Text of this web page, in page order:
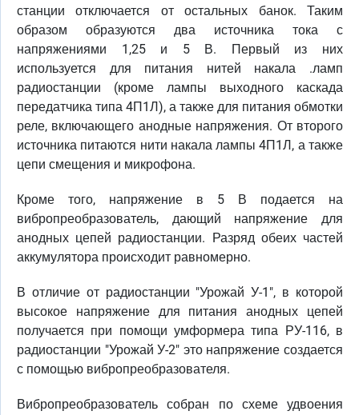
станции отключается от остальных банок. Таким
образом образуются два источника тока с
напряжениями 1,25 и 5 В. Первый из них
используется для питания нитей накала .ламп
радиостанции (кроме лампы выходного каскада
передатчика типа 4П1Л), а также для питания обмотки
реле, включающего анодные напряжения. От второго
источника питаются нити накала лампы 4П1Л, а также
цепи смещения и микрофона.
Кроме того, напряжение в 5 В подается на
вибропреобразователь, дающий напряжение для
анодных цепей радиостанции. Разряд обеих частей
аккумулятора происходит равномерно.
В отличие от радиостанции "Урожай У-1", в которой
высокое напряжение для питания анодных цепей
получается при помощи умформера типа РУ-116, в
радиостанции "Урожай У-2" это напряжение создается
с помощью вибропреобразователя.
Вибропреобразователь собран по схеме удвоения